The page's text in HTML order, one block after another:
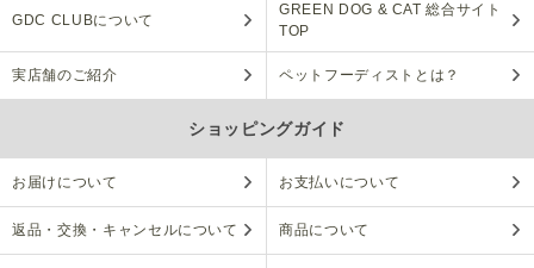
GDC CLUBについて
GREEN DOG & CAT 総合サイト
TOP
実店舗のご紹介 ペットフーディストとは？
ショッピングガイド
お届けについて お支払いについて
返品・交換・キャンセルについて 商品について